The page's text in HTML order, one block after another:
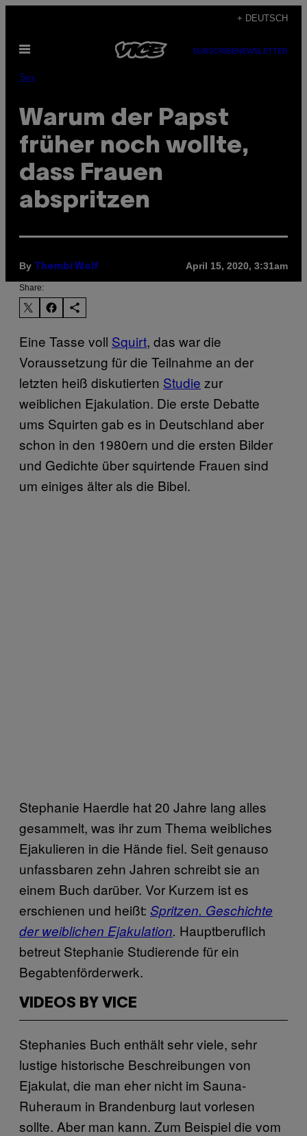
content
+ DEUTSCH
Open
SUBSCRIBENEWSLETTER
Sex
Warum der Papst
früher noch wollte,
dass Frauen
abspritzen
By Thembi Wolf April 15, 2020, 3:31am
Share:
Eine Tasse voll Squirt, das war die
Voraussetzung für die Teilnahme an der
letzten heiß diskutierten Studie zur
weiblichen Ejakulation. Die erste Debatte
ums Squirten gab es in Deutschland aber
schon in den 1980ern und die ersten Bilder
und Gedichte über squirtende Frauen sind
um einiges älter als die Bibel.
Stephanie Haerdle hat 20 Jahre lang alles
gesammelt, was ihr zum Thema weibliches
Ejakulieren in die Hände fiel. Seit genauso
unfassbaren zehn Jahren schreibt sie an
einem Buch darüber. Vor Kurzem ist es
erschienen und heißt: Spritzen. Geschichte
der weiblichen Ejakulation. Hauptberuflich
betreut Stephanie Studierende für ein
Begabtenförderwerk.
VIDEOS BY VICE
Stephanies Buch enthält sehr viele, sehr
lustige historische Beschreibungen von
Ejakulat, die man eher nicht im Sauna-
Ruheraum in Brandenburg laut vorlesen
sollte. Aber man kann. Zum Beispiel die vom